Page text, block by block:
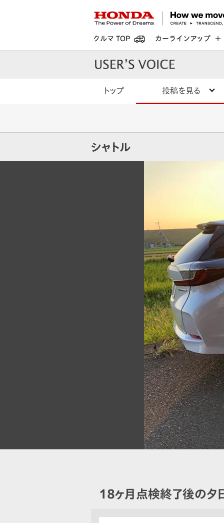
クルマ TOP カーラインアップ
トップ 投稿を見る
シャトル
18ヶ月点検終了後の夕